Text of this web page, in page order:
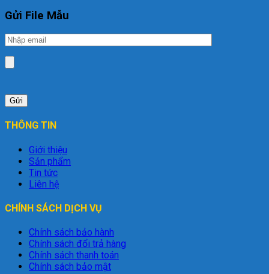
Gửi File Mẫu
THÔNG TIN
Giới thiệu
Sản phẩm
Tin tức
Liên hệ
CHÍNH SÁCH DỊCH VỤ
Chính sách bảo hành
Chính sách đổi trả hàng
Chính sách thanh toán
Chính sách bảo mật